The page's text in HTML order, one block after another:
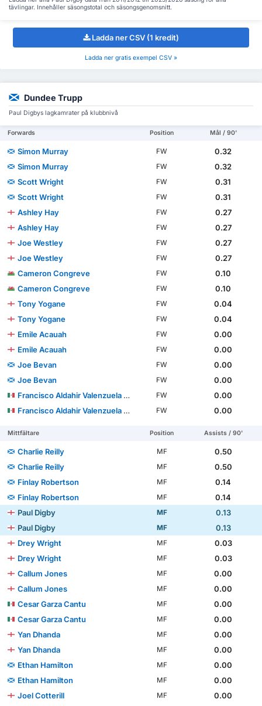
tävlingar. Innehåller säsongstotal och säsongsgenomsnitt.
Ladda ner CSV (1 kredit)
Ladda ner gratis exempel CSV »
Dundee Trupp
Paul Digbys lagkamrater på klubbnivå
Forwards Position Mål / 90'
Simon Murray FW
0.32
Simon Murray
FW
0.32
Scott Wright
FW
0.31
Scott Wright
FW
0.31
Ashley Hay
FW
0.27
Ashley Hay
FW
0.27
Joe Westley
FW
0.27
Joe Westley
FW
0.27
Cameron Congreve
FW
0.10
Cameron Congreve
FW
0.10
Tony Yogane
FW
0.04
Tony Yogane
FW
0.04
Emile Acauah
FW
0.00
Emile Acauah
FW
0.00
Joe Bevan
FW
0.00
Joe Bevan
FW
0.00
Francisco Aldahir Valenzuela López
FW
0.00
Francisco Aldahir Valenzuela López
FW 0.00
Mittfältare Position Assists / 90'
Charlie Reilly MF
0.50
Charlie Reilly
MF
0.50
Finlay Robertson
MF
0.14
Finlay Robertson
MF
0.14
Paul Digby
MF
0.13
Paul Digby
MF
0.13
Drey Wright
MF
0.03
Drey Wright
MF
0.03
Callum Jones
MF
0.00
Callum Jones
MF
0.00
Cesar Garza Cantu
MF
0.00
Cesar Garza Cantu
MF
0.00
Yan Dhanda
MF
0.00
Yan Dhanda
MF
0.00
Ethan Hamilton
MF
0.00
Ethan Hamilton
MF
0.00
Joel Cotterill
MF
0.00